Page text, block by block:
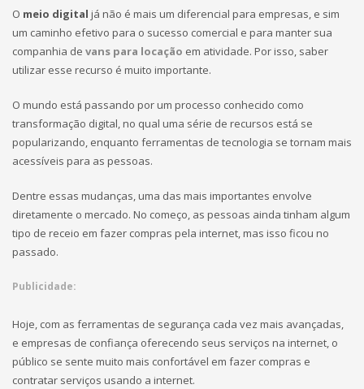
O meio digital já não é mais um diferencial para empresas, e sim
um caminho efetivo para o sucesso comercial e para manter sua
companhia de vans para locação em atividade. Por isso, saber
utilizar esse recurso é muito importante.
O mundo está passando por um processo conhecido como
transformação digital, no qual uma série de recursos está se
popularizando, enquanto ferramentas de tecnologia se tornam mais
acessíveis para as pessoas.
Dentre essas mudanças, uma das mais importantes envolve
diretamente o mercado. No começo, as pessoas ainda tinham algum
tipo de receio em fazer compras pela internet, mas isso ficou no
passado.
Publicidade:
Hoje, com as ferramentas de segurança cada vez mais avançadas,
e empresas de confiança oferecendo seus serviços na internet, o
público se sente muito mais confortável em fazer compras e
contratar serviços usando a internet.